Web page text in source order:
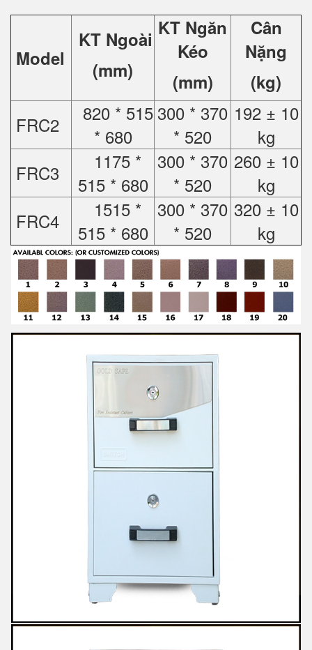
Model
KT Ngoài
(mm)
KT Ngăn
Kéo
(mm)
Cân
Nặng
(kg)
FRC2
820 * 515
* 680
300 * 370
* 520
192 ± 10
kg
FRC3
1175 *
515 * 680
300 * 370
* 520
260 ± 10
kg
FRC4
1515 *
515 * 680
300 * 370
* 520
320 ± 10
kg